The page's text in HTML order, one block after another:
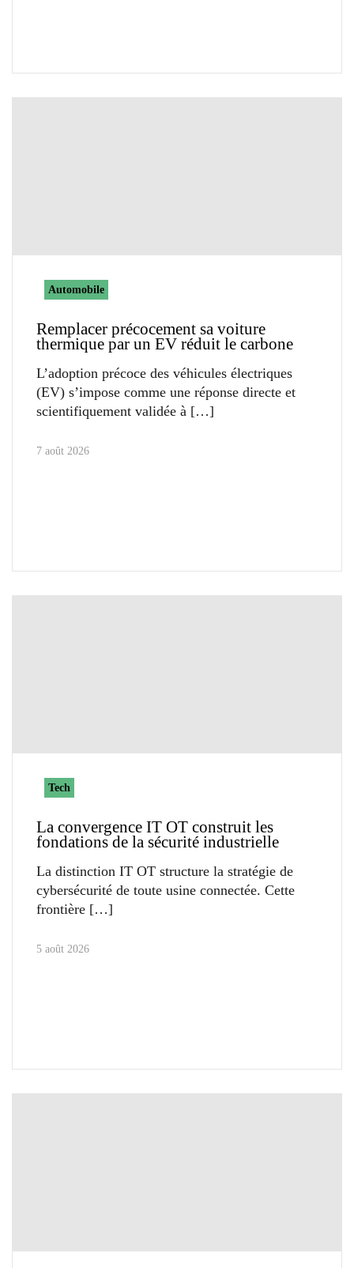
Automobile
Remplacer précocement sa voiture
thermique par un EV réduit le carbone
L’adoption précoce des véhicules électriques
(EV) s’impose comme une réponse directe et
scientifiquement validée à
7 août 2026
Tech
La convergence IT OT construit les
fondations de la sécurité industrielle
La distinction IT OT structure la stratégie de
cybersécurité de toute usine connectée. Cette
frontière
5 août 2026